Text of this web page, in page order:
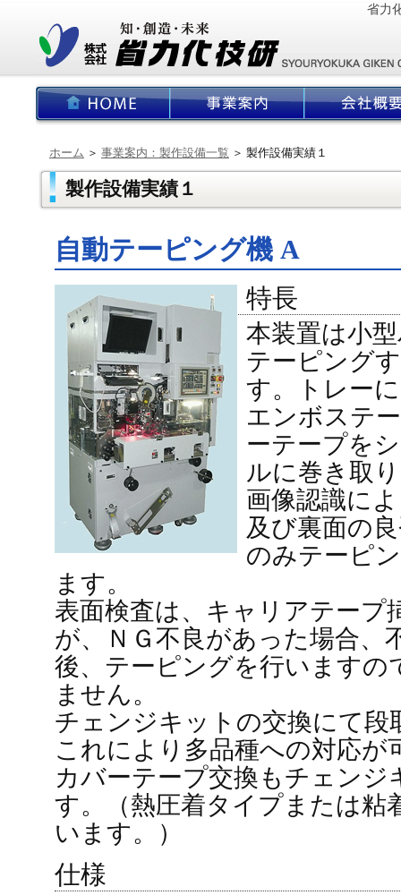
省力
ホーム ＞ 事業案内：製作設備一覧 ＞ 製作設備実績１
製作設備実績１
自動テーピング機 A
特長
本装置は小
テーピング
す。トレー
エンボステ
ーテープを
ルに巻き取
画像認識に
及び裏面の
のみテーピ
ます。
表面検査は、キャリアテープ
が、ＮＧ不良があった場合、
後、テーピングを行いますの
ません。
チェンジキットの交換にて段
これにより多品種への対応が
カバーテープ交換もチェンジ
す。（熱圧着タイプまたは粘
います。）
仕様